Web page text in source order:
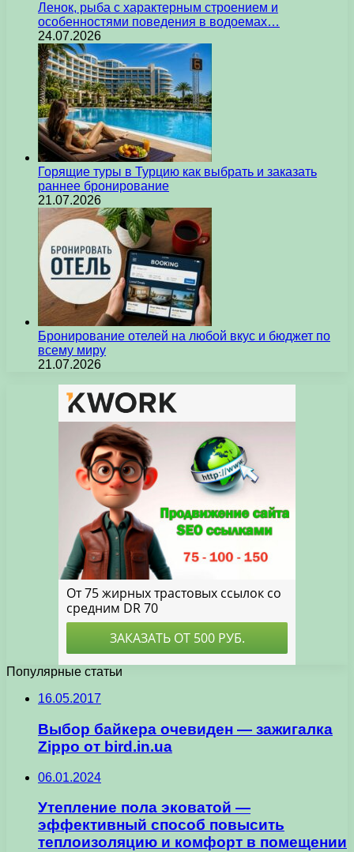
Ленок, рыба с характерным строением и
особенностями поведения в водоемах…
24.07.2026
Горящие туры в Турцию как выбрать и заказать
раннее бронирование
21.07.2026
Бронирование отелей на любой вкус и бюджет по
всему миру
21.07.2026
Популярные статьи
16.05.2017
Выбор байкера очевиден — зажигалка
Zippo от bird.in.ua
06.01.2024
Утепление пола эковатой —
эффективный способ повысить
теплоизоляцию и комфорт в помещении